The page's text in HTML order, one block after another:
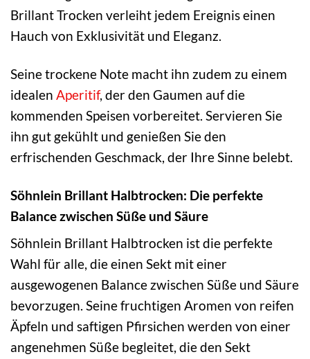
Brillant Trocken verleiht jedem Ereignis einen
Hauch von Exklusivität und Eleganz.
Seine trockene Note macht ihn zudem zu einem
idealen Aperitif, der den Gaumen auf die
kommenden Speisen vorbereitet. Servieren Sie
ihn gut gekühlt und genießen Sie den
erfrischenden Geschmack, der Ihre Sinne belebt.
Söhnlein Brillant Halbtrocken: Die perfekte
Balance zwischen Süße und Säure
Söhnlein Brillant Halbtrocken ist die perfekte
Wahl für alle, die einen Sekt mit einer
ausgewogenen Balance zwischen Süße und Säure
bevorzugen. Seine fruchtigen Aromen von reifen
Äpfeln und saftigen Pfirsichen werden von einer
angenehmen Süße begleitet, die den Sekt